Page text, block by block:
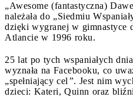
„Awesome (fantastyczna)
należała do „Siedmiu
dzięki wygranej w gimnastyce
Atlancie w 1996 roku.
25 lat po tych wspaniałych
wyznała na Facebooku, co
„spełniający cel ”. Jest nim
dzieci: Kateri, Quinn oraz